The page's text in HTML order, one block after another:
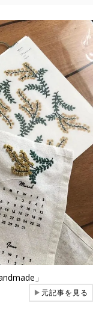
」
▶元記事を見る